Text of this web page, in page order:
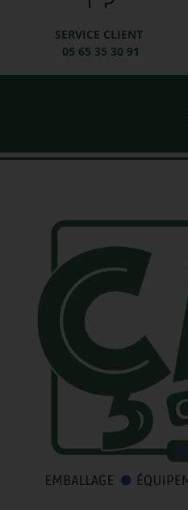
SERVICE CLIENT
05 65 35 30 91